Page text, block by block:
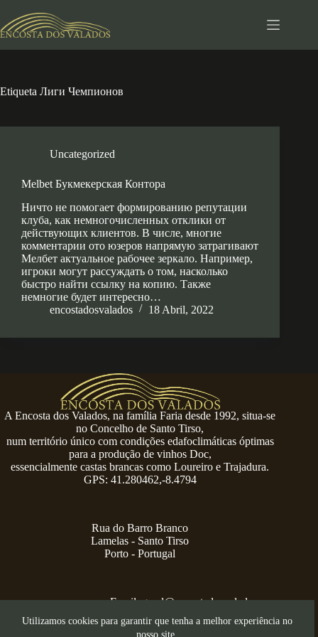
para
o
Utilizamos cookies para garantir que tenha a melhor experiência no
nosso site.
Etiqueta Лиги Чемпионов
Uncategorized
Melbet Букмекерская Контора
Ничто не помогает формированию репутации
клуба, как немногочисленных отклики от
действующих клиентов. В числе, многие
комментарии ото юзеров напрямую затрагивают
Мелбет актуальное рабочее зеркало. Например,
игроки могут рассуждать о том, насколько
быстро найти ссылку на копию. Также
немногие будет интересно…
encostadosvalados
18 Abril, 2022
A Encosta dos Valados, na família Faria desde 1992, situa-se
no Concelho de Santo Tirso,
num território único com condições edafoclimáticas óptimas
para a produção de vinhos Doc,
essencialmente castas brancas como Loureiro e Trajadura.
GPS: 41.280462,-8.4794
Rua do Barro Branco
Lamelas - Santo Tirso
Porto - Portugal
Email:geral@encostadosvalados.com
+351 914 729 624
Copyright © 2026 – Serra dos Valados